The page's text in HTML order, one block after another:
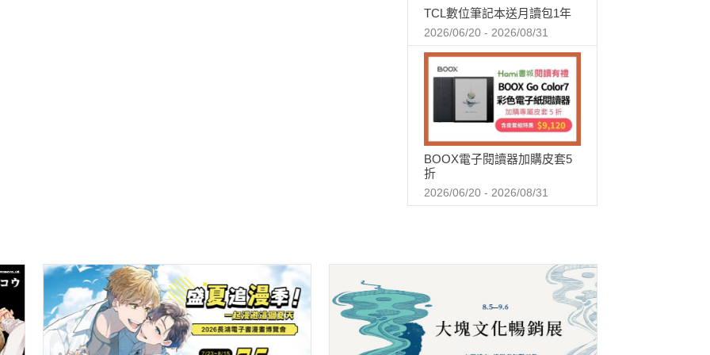
TCL數位筆記本送月讀包1年
2026/06/20 - 2026/08/31
BOOX電子閱讀器加購皮套5
折
2026/06/20 - 2026/08/31